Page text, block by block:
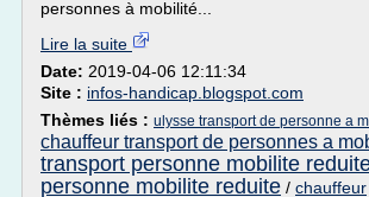
personnes à mobilité...
Lire la suite
Date: 2019-04-06 12:11:34
Site : infos-handicap.blogspot.com
Thèmes liés : ulysse transport de personne a
chauffeur transport de personnes a
transport personne mobilite
personne mobilite reduite / chauffeur